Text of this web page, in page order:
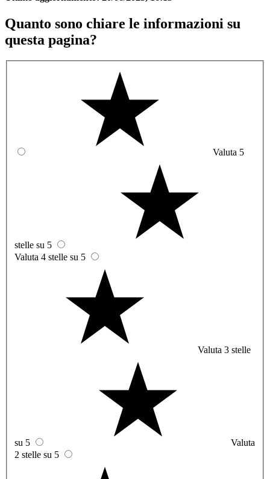
Quanto sono chiare le informazioni su
questa pagina?
Valuta 5
stelle su 5
Valuta 4 stelle su 5
Valuta 3 stelle
su 5
Valuta
2 stelle su 5